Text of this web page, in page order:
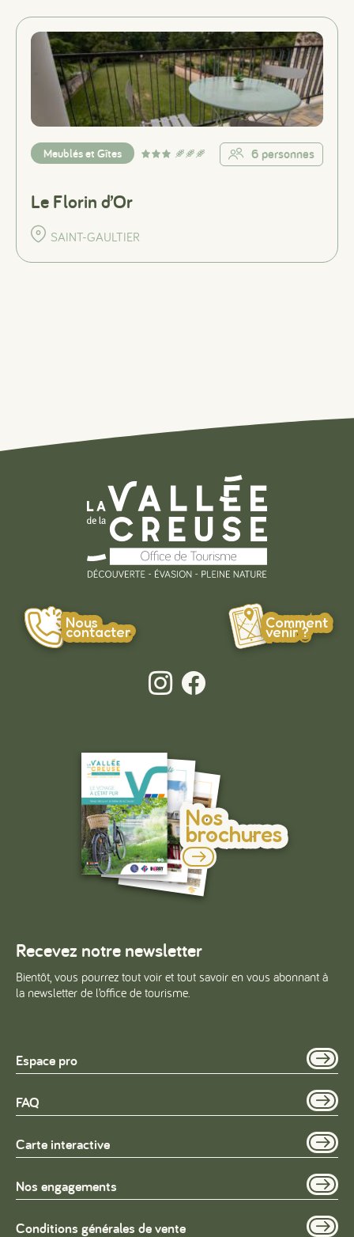
Meublés et Gîtes 6 personnes
Le Florin d’Or
SAINT-GAULTIER
Nous
contacter
Comment
venir ?
Nos
brochures
Recevez notre newsletter
Bientôt, vous pourrez tout voir et tout savoir en vous abonnant à
la newsletter de l’office de tourisme.
Espace pro
FAQ
Carte interactive
Nos engagements
Conditions générales de vente